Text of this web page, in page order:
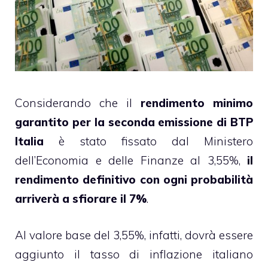
Considerando che il rendimento minimo
garantito per la seconda emissione di BTP
Italia è stato fissato dal Ministero
dell’Economia e delle Finanze al 3,55%, il
rendimento definitivo con ogni probabilità
arriverà a sfiorare il 7%.
Al valore base del 3,55%, infatti, dovrà essere
aggiunto il tasso di inflazione italiano